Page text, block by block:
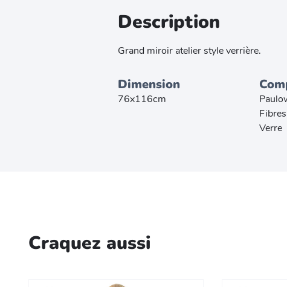
Description
Grand miroir atelier style verrière.
Dimension
76x116cm
Verre
Craquez aussi